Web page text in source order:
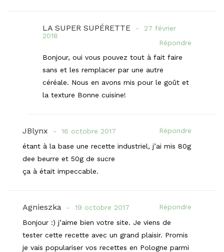
LA SUPER SUPÉRETTE
27 février
2018
Répondre
Bonjour, oui vous pouvez tout à fait faire
sans et les remplacer par une autre
céréale. Nous en avons mis pour le goût et
la texture Bonne cuisine!
JBlynx 16 octobre 2017
Répondre
étant à la base une recette industriel, j’ai mis 80g
dee beurre et 50g de sucre
ça à était impeccable.
Agnieszka 19 octobre 2017
Répondre
Bonjour :) j’aime bien votre site. Je viens de
tester cette recette avec un grand plaisir. Promis
je vais populariser vos recettes en Pologne parmi